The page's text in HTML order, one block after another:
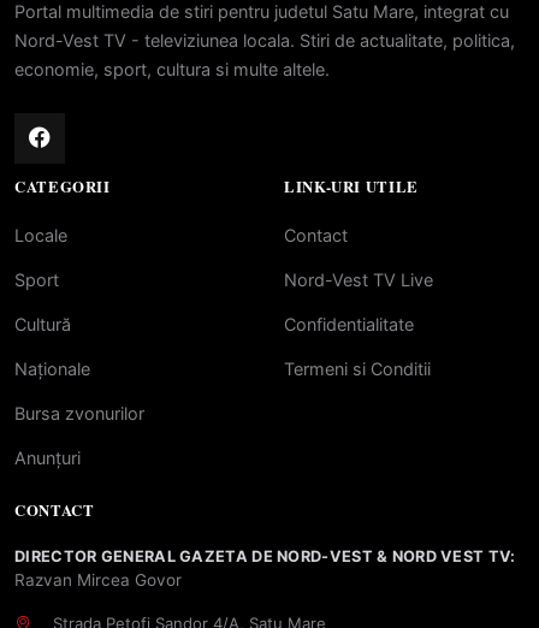
Portal multimedia de stiri pentru judetul Satu Mare, integrat cu
Nord-Vest TV - televiziunea locala. Stiri de actualitate, politica,
economie, sport, cultura si multe altele.
CATEGORII
Locale
Sport
Cultură
Naționale
Bursa zvonurilor
Anunțuri
LINK-URI UTILE
Contact
Nord-Vest TV Live
Confidentialitate
Termeni si Conditii
CONTACT
DIRECTOR GENERAL GAZETA DE NORD-VEST & NORD VEST TV:
Razvan Mircea Govor
Strada Petofi Sandor 4/A, Satu Mare